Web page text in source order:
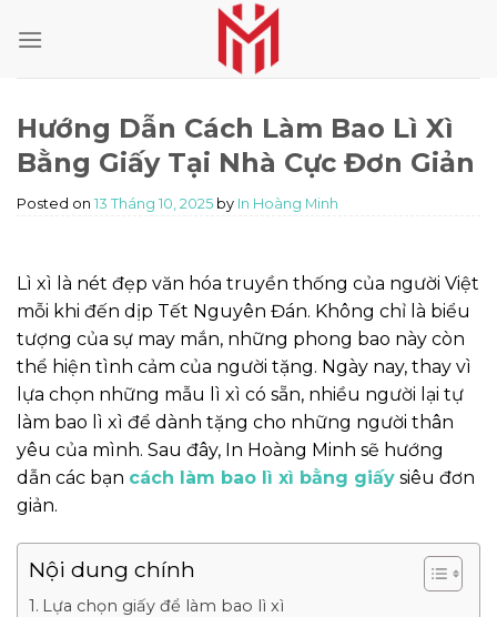
Hướng Dẫn Cách Làm Bao Lì Xì
Bằng Giấy Tại Nhà Cực Đơn Giản
Posted on 13 Tháng 10, 2025 by In Hoàng Minh
Lì xì là nét đẹp văn hóa truyền thống của người Việt
mỗi khi đến dịp Tết Nguyên Đán. Không chỉ là biểu
tượng của sự may mắn, những phong bao này còn
thể hiện tình cảm của người tặng. Ngày nay, thay vì
lựa chọn những mẫu lì xì có sẵn, nhiều người lại tự
làm bao lì xì để dành tặng cho những người thân
yêu của mình. Sau đây, In Hoàng Minh sẽ hướng
dẫn các bạn cách làm bao lì xì bằng giấy siêu đơn
giản.
Nội dung chính
Lựa chọn giấy để làm bao lì xì